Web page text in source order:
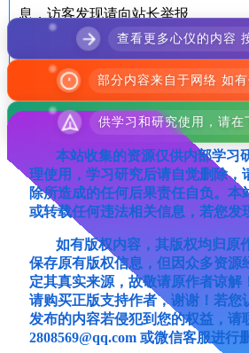
查看更多心仪的内容
部分内容来自于网络 如
供学习和研究使用，请
息，访客发现请向站长举报
本站代码模板仅供学习交流使用请
事违法、侵权等任何非法活动，否则
本站收集的资源仅供内部学习
理使用，学习研究后请自觉删除，
除所造成的任何后果责任自负。本
或转载任何违法相关信息，若您发
如有版权内容，其版权均归原
保存原有版权信息，但因众多资源
定其真实来源，故敬请原作者谅解
请购买正版支持作者，谢谢！若您
发布的内容若侵犯到您的权益，请
2808569@qq.com 或微信客服进行